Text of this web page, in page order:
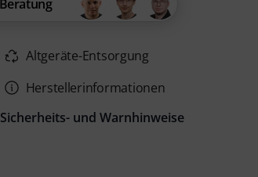
Beratung
Altgeräte-Entsorgung
Herstellerinformationen
Sicherheits- und Warnhinweise